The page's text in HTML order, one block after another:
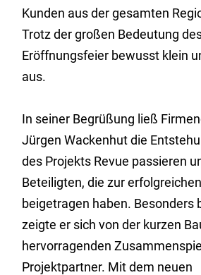
Kunden aus der gesamten
Trotz der großen Bedeutung
Eröffnungsfeier bewusst klein
aus.
In seiner Begrüßung ließ
Jürgen Wackenhut die
des Projekts Revue passieren
Beteiligten, die zur
beigetragen haben. Besonders
zeigte er sich von der kurzen
hervorragenden
Projektpartner. Mit dem neuen